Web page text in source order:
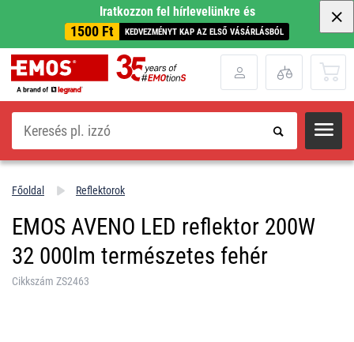
Iratkozzon fel hírlevelünkre és
1500 Ft KEDVEZMÉNYT KAP AZ ELSŐ VÁSÁRLÁSBÓL
Keresés
Főoldal Reflektorok
EMOS AVENO LED reflektor 200W
32 000lm természetes fehér
Cikkszám ZS2463